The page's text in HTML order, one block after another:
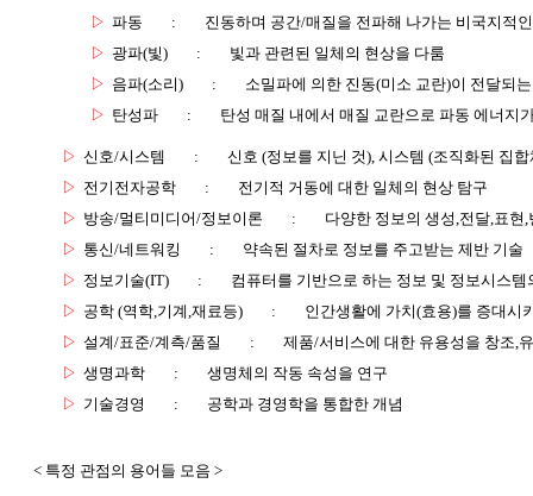
▷ 파동 :
진동하며 공간/매질을 전파해 나가는 비국지적
▷ 광파(빛) :
빛과 관련된 일체의 현상을 다룸
▷ 음파(소리) :
소밀파에 의한 진동(미소 교란)이 전달되
▷ 탄성파 : 탄성 매질 내에서 매질 교란으로 파동 에너지
▷ 신호/시스템 :
신호 (정보를 지닌 것), 시스템 (조직화된 집합
▷ 전기전자공학 :
전기적 거동에 대한 일체의 현상 탐구
▷ 방송/멀티미디어/정보이론 :
다양한 정보의 생성,전달,표현
▷ 통신/네트워킹 :
약속된 절차로 정보를 주고받는 제반 기술
▷ 정보기술(IT) :
컴퓨터를 기반으로 하는 정보 및 정보시스템
▷ 공학 (역학,기계,재료등) :
인간생활에 가치(효용)를 증대시
▷ 설계/표준/계측/품질 :
제품/서비스에 대한 유용성을 창조,
▷ 생명과학 :
생명체의 작동 속성을 연구
▷ 기술경영 : 공학과 경영학을 통합한 개념
< 특정 관점의 용어들 모음 >